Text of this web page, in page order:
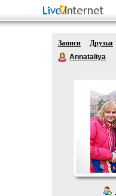
Записи Друзья
Annataliya